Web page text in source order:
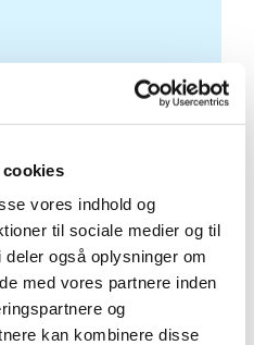
cookies
vores indhold og
til sociale medier og til
også oplysninger om
med vores partnere inden
og
kan kombinere disse